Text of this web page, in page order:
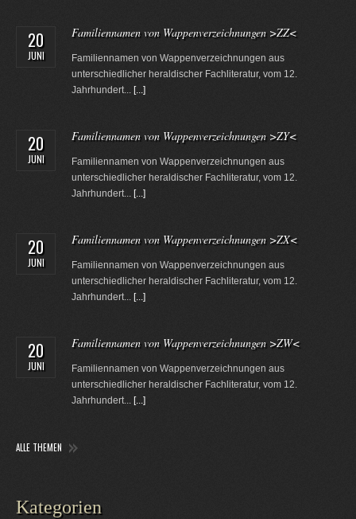
20
JUNI
Familiennamen von Wappenverzeichnungen >ZZ<
Familiennamen von Wappenverzeichnungen aus
unterschiedlicher heraldischer Fachliteratur, vom 12.
Jahrhundert... [...]
20
JUNI
Familiennamen von Wappenverzeichnungen >ZY<
Familiennamen von Wappenverzeichnungen aus
unterschiedlicher heraldischer Fachliteratur, vom 12.
Jahrhundert... [...]
20
JUNI
Familiennamen von Wappenverzeichnungen >ZX<
Familiennamen von Wappenverzeichnungen aus
unterschiedlicher heraldischer Fachliteratur, vom 12.
Jahrhundert... [...]
20
JUNI
Familiennamen von Wappenverzeichnungen >ZW<
Familiennamen von Wappenverzeichnungen aus
unterschiedlicher heraldischer Fachliteratur, vom 12.
Jahrhundert... [...]
ALLE THEMEN
Kategorien